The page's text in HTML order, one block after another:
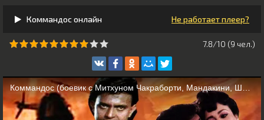
Коммандос онлайн Не работает плеер?
7.8/10 (9 чeл.)